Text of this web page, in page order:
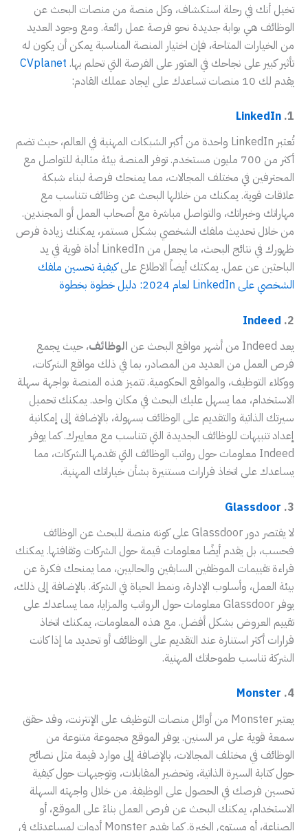
تخيل أنك في رحلة استكشاف، وكل منصة من منصات البحث عن
الوظائف هي بوابة جديدة نحو فرصة عمل رائعة. ومع وجود العديد
من الخيارات المتاحة، فإن اختيار المنصة المناسبة يمكن أن يكون له
تأثير كبير على نجاحك في العثور على الفرصة التي تحلم بها. CVplanet
يقدم لك 10 منصات تساعدك على ايجاد عملك القادم:
1.
LinkedIn
تُعتبر LinkedIn واحدة من أكبر الشبكات المهنية في العالم، حيث تضم
أكثر من 700 مليون مستخدم. توفر المنصة بيئة مثالية للتواصل مع
المحترفين في مختلف المجالات، مما يمنحك فرصة لبناء شبكة
علاقات قوية. يمكنك من خلالها البحث عن وظائف تتناسب مع
مهاراتك وخبراتك، والتواصل مباشرة مع أصحاب العمل أو المجندين.
من خلال تحديث ملفك الشخصي بشكل مستمر، يمكنك زيادة فرص
ظهورك في نتائج البحث، ما يجعل من LinkedIn أداة قوية في يد
الباحثين عن عمل. يمكتك أيضاً الاطلاع علىكيفية تحسين ملفك
الشخصي على LinkedIn لعام 2024: دليل خطوة بخطوة
2.
Indeed
يعد Indeed من أشهر مواقع البحث عن
الوظائف، حيث يجمع
فرص العمل من العديد من المصادر، بما في ذلك مواقع الشركات،
ووكلاء التوظيف، والمواقع الحكومية. تتميز هذه المنصة بواجهة سهلة
الاستخدام، مما يسهل عليك البحث في مكان واحد. يمكنك تحميل
سيرتك الذاتية والتقديم على الوظائف بسهولة، بالإضافة إلى إمكانية
إعداد تنبيهات للوظائف الجديدة التي تتناسب مع معاييرك. كما يوفر
Indeed معلومات حول رواتب الوظائف التي تقدمها الشركات، مما
يساعدك على اتخاذ قرارات مستنيرة بشأن خياراتك المهنية.
3.
Glassdoor
لا يقتصر دور Glassdoor على كونه منصة للبحث عن الوظائف
فحسب، بل يقدم أيضًا معلومات قيمة حول الشركات وثقافتها. يمكنك
قراءة تقييمات الموظفين السابقين والحاليين، مما يمنحك فكرة عن
بيئة العمل، وأسلوب الإدارة، ونمط الحياة في الشركة. بالإضافة إلى ذلك،
يوفر Glassdoor معلومات حول الرواتب والمزايا، مما يساعدك على
تقييم العروض بشكل أفضل. مع هذه المعلومات، يمكنك اتخاذ
قرارات أكثر استنارة عند التقديم على الوظائف أو تحديد ما إذا كانت
الشركة تناسب طموحاتك المهنية.
4.
Monster
يعتبر Monster من أوائل منصات التوظيف على الإنترنت، وقد حقق
سمعة قوية على مر السنين. يوفر الموقع مجموعة متنوعة من
الوظائف في مختلف المجالات، بالإضافة إلى موارد قيمة مثل نصائح
حول كتابة السيرة الذاتية، وتحضير المقابلات، وتوجيهات حول كيفية
تحسين فرصك في الحصول على الوظيفة. من خلال واجهته السهلة
الاستخدام، يمكنك البحث عن فرص العمل بناءً على الموقع، أو
الصناعة، أو مستوى الخبرة. كما يقدم Monster أدوات لمساعدتك في